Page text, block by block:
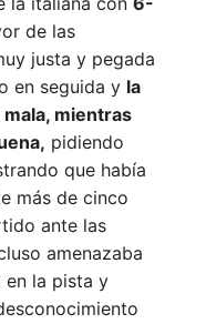
de las
justa y pegada
en seguida y la
mientras
pidiendo
que había
más de cinco
ante las
amenazaba
en la pista y